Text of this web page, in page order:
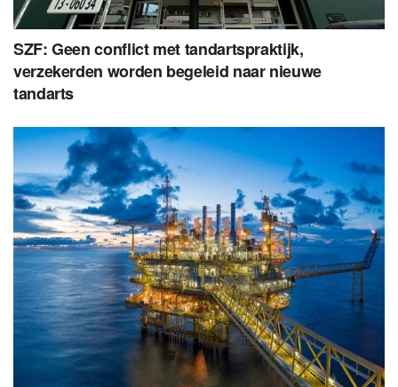
SZF: Geen conflict met tandartspraktijk,
verzekerden worden begeleid naar nieuwe
tandarts